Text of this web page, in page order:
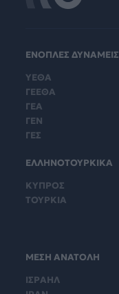
ΕΝΟΠΛΕΣ ΔΥΝΑΜΕΙΣ
ΥΕΘΑ
ΓΕΕΘΑ
ΓΕΑ
ΓΕΝ
ΓΕΣ
ΕΛΛΗΝΟΤΟΥΡΚΙΚΑ
ΚΥΠΡΟΣ
ΤΟΥΡΚΙΑ
ΜΕΣΗ ΑΝΑΤΟΛΗ
ΙΣΡΑΗΛ